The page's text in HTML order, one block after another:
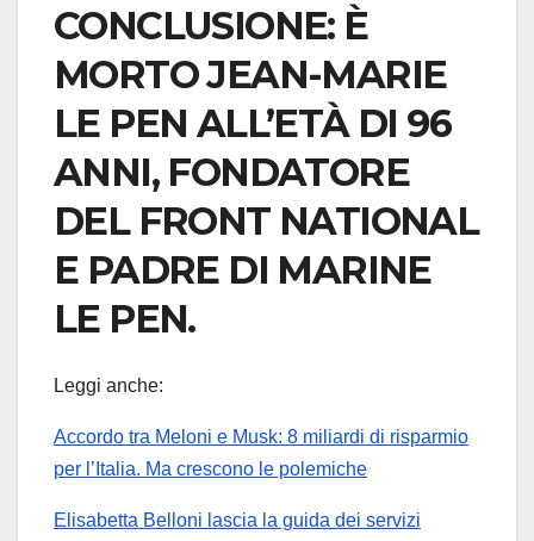
CONCLUSIONE: È
MORTO JEAN-MARIE
LE PEN ALL’ETÀ DI 96
ANNI, FONDATORE
DEL FRONT NATIONAL
E PADRE DI MARINE
LE PEN.
Leggi anche:
Accordo tra Meloni e Musk: 8 miliardi di risparmio
per l’Italia. Ma crescono le polemiche
Elisabetta Belloni lascia la guida dei servizi